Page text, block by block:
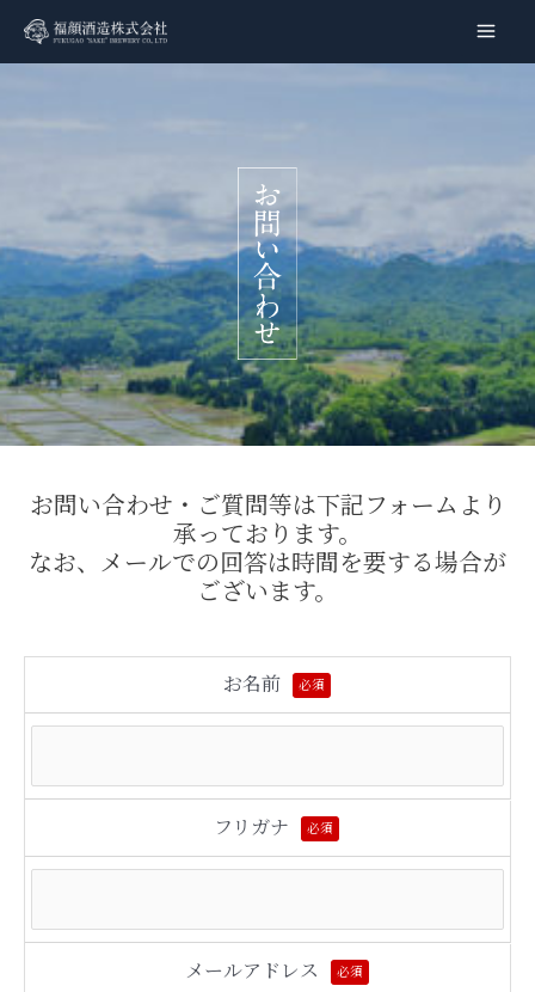
Main
お問い合わせ・ご質問等は下記フォームより
承っております。
なお、メールでの回答は時間を要する場合が
ございます。
お名前 必須
フリガナ 必須
メールアドレス 必須